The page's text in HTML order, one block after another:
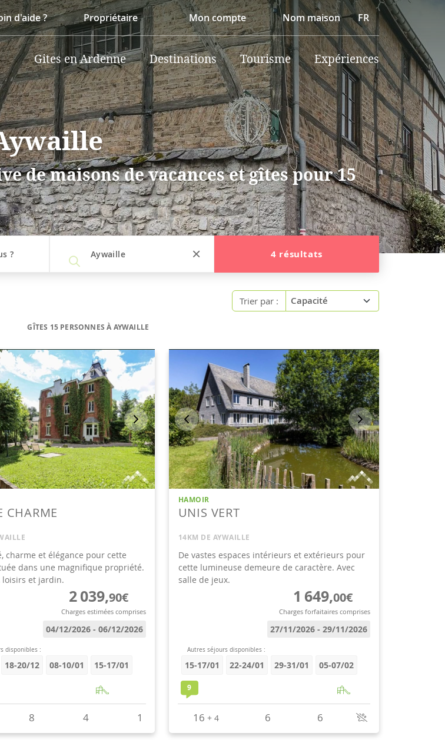
d'aide ? Propriétaire Mon compte Nom maison FR
Gites en Ardenne Destinations Tourisme Expériences
de maisons de vacances et gîtes pour 15
? Aywaille 4 résultats
Trier par :
GÎTES 15 PERSONNES À AYWAILLE